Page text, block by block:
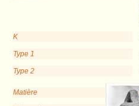
K
Type 1
Type 2
Matière